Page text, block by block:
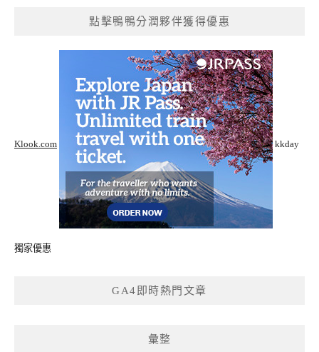
點擊鴨鴨分潤夥伴獲得優惠
Klook.com kkday
獨家優惠
GA4即時熱門文章
彙整